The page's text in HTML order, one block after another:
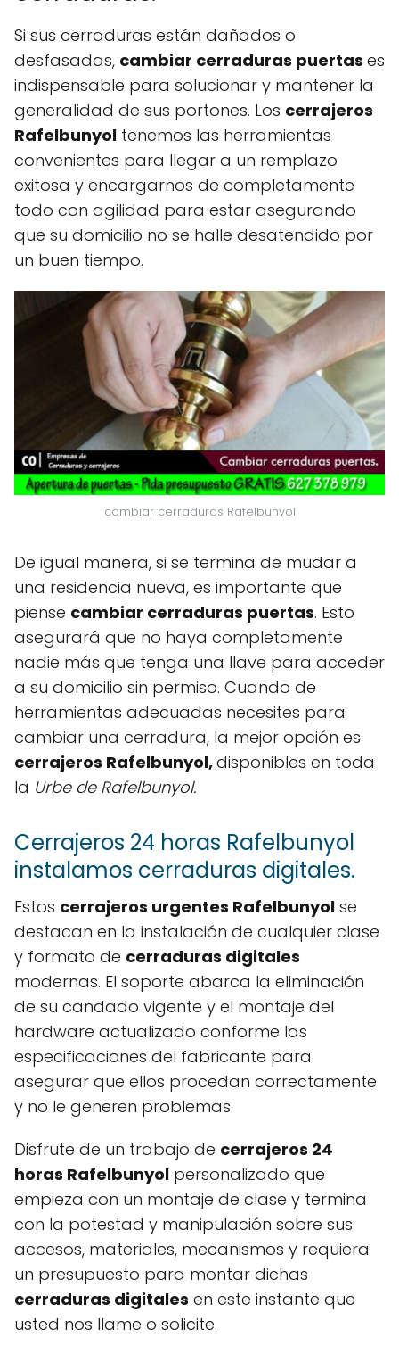
Si sus cerraduras están dañados o
desfasadas, cambiar cerraduras puertas es
indispensable para solucionar y mantener la
generalidad de sus portones. Los cerrajeros
Rafelbunyol tenemos las herramientas
convenientes para llegar a un remplazo
exitosa y encargarnos de completamente
todo con agilidad para estar asegurando
que su domicilio no se halle desatendido por
un buen tiempo.
cambiar cerraduras Rafelbunyol
De igual manera, si se termina de mudar a
una residencia nueva, es importante que
piense cambiar cerraduras puertas. Esto
asegurará que no haya completamente
nadie más que tenga una llave para acceder
a su domicilio sin permiso. Cuando de
herramientas adecuadas necesites para
cambiar una cerradura, la mejor opción es
cerrajeros Rafelbunyol,disponibles en toda
la Urbe de Rafelbunyol.
Cerrajeros 24 horas Rafelbunyol
instalamos cerraduras digitales.
Estos cerrajeros urgentes Rafelbunyol se
destacan en la instalación de cualquier clase
y formato de cerraduras digitales
modernas. El soporte abarca la eliminación
de su candado vigente y el montaje del
hardware actualizado conforme las
especificaciones del fabricante para
asegurar que ellos procedan correctamente
y no le generen problemas.
Disfrute de un trabajo de cerrajeros 24
horas Rafelbunyol personalizado que
empieza con un montaje de clase y termina
con la potestad y manipulación sobre sus
accesos, materiales, mecanismos y requiera
un presupuesto para montar dichas
cerraduras digitales en este instante que
usted nos llame o solicite.